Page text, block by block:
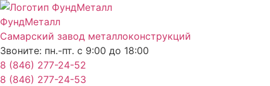
Перейти
к
содержимому
ФундМеталл
Самарский завод металлоконструкций
Звоните: пн.-пт. с 9:00 до 18:00
8 (846) 277-24-52
8 (846) 277-24-53